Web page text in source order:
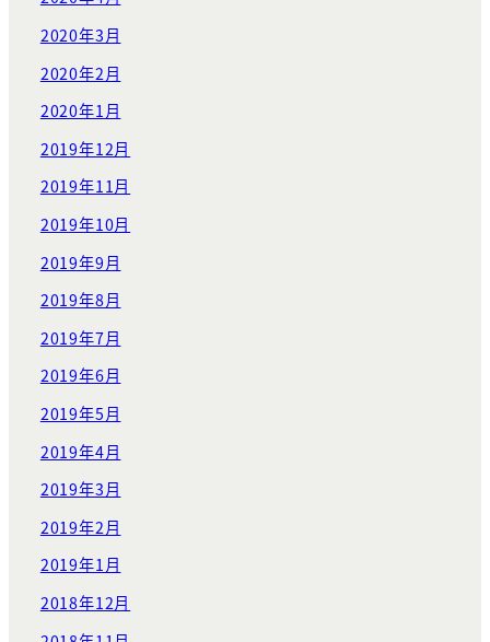
2020年3月
2020年2月
2020年1月
2019年12月
2019年11月
2019年10月
2019年9月
2019年8月
2019年7月
2019年6月
2019年5月
2019年4月
2019年3月
2019年2月
2019年1月
2018年12月